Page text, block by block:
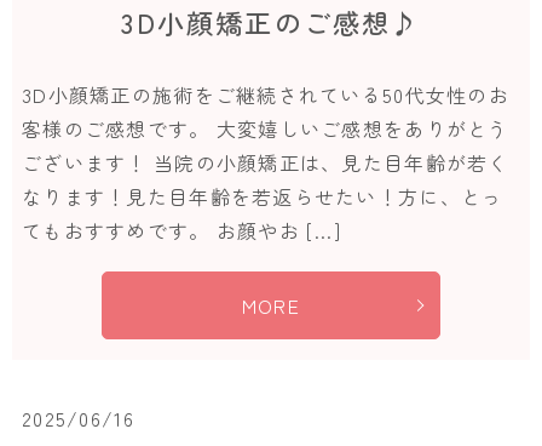
3D小顔矯正のご感想♪
3D小顔矯正の施術をご継続されている50代女性のお
客様のご感想です。 大変嬉しいご感想をありがとう
ございます！ 当院の小顔矯正は、見た目年齢が若く
なります！見た目年齢を若返らせたい！方に、とっ
てもおすすめです。 お顔やお […]
MORE
2025/06/16